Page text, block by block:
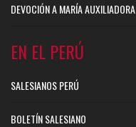
DEVOCIÓN A MARÍA AUXILIADORA
EN EL PERÚ
SALESIANOS PERÚ
BOLETÍN SALESIANO